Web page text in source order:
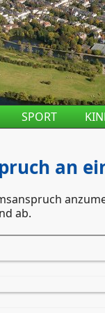
SPORT
an
ab.